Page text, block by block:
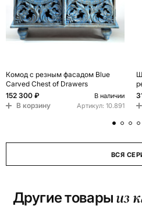
Комод с резным фасадом Blue
Carved Chest of Drawers
152 300 ₽
В наличии
В корзину Артикул: 10.891
ВСЯ
Другие товары из